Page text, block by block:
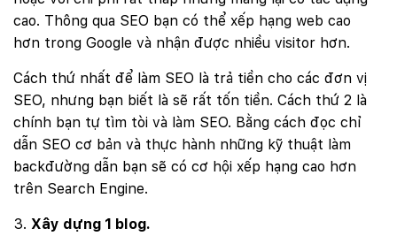
cao. Thông qua SEO bạn có thể xếp hạng web cao
hơn trong Google và nhận được nhiều visitor hơn.
Cách thứ nhất để làm SEO là trả tiền cho các đơn vị
SEO, nhưng bạn biết là sẽ rất tốn tiền. Cách thứ 2 là
chính bạn tự tìm tòi và làm SEO. Bằng cách đọc chỉ
dẫn SEO cơ bản và thực hành những kỹ thuật làm
backđường dẫn bạn sẽ có cơ hội xếp hạng cao hơn
trên Search Engine.
Xây dựng 1 blog.